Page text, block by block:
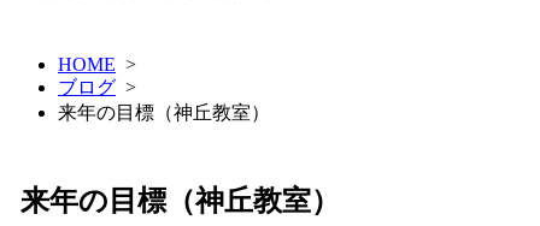
HOME >
ブログ >
来年の目標（神丘教室）
来年の目標（神丘教室）